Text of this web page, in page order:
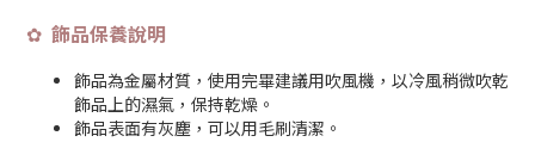
✿ 飾品保養說明
飾品為金屬材質，使用完畢建議用吹風機，以冷風稍微吹乾
飾品上的濕氣，保持乾燥。
飾品表面有灰塵，可以用毛刷清潔。